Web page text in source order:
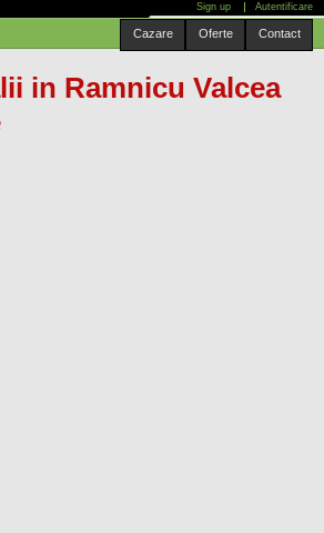
principal
Sign up Autentificare
Cauta localitate:
Cazare Oferte Contact
in Ramnicu Valcea